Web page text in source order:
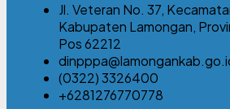
Jl. Veteran No. 37,
Kabupaten Lamongan,
Pos 62212
(0322) 3326400
+6281276770778